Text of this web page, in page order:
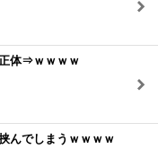
体⇒ｗｗｗｗ
んでしまうｗｗｗｗ